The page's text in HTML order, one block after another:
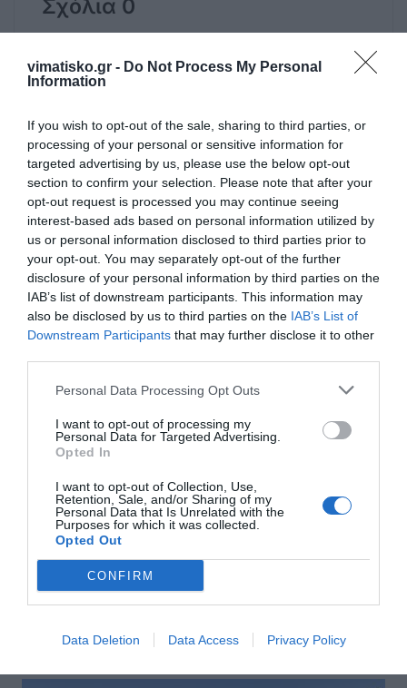
vimatisko.gr - Do Not Process My Personal
Information
If you wish to opt-out of the sale, sharing to third parties, or
processing of your personal or sensitive information for
targeted advertising by us, please use the below opt-out
section to confirm your selection. Please note that after your
opt-out request is processed you may continue seeing
interest-based ads based on personal information utilized by
us or personal information disclosed to third parties prior to
your opt-out. You may separately opt-out of the further
disclosure of your personal information by third parties on the
IAB’s list of downstream participants. This information may
also be disclosed by us to third parties on the IAB’s List of
Downstream Participants that may further disclose it to other
Personal Data Processing Opt Outs
I want to opt-out of processing my
Personal Data for Targeted Advertising.
Opted In
I want to opt-out of Collection, Use,
Retention, Sale, and/or Sharing of my
Personal Data that Is Unrelated with the
Purposes for which it was collected.
Opted Out
CONFIRM
Data Deletion Data Access Privacy Policy
Σχόλια 0
ΟΝΟΜΑ
ΤΙΤΛΟΣ
ΣΧΟΛΙΟ
Αποστολή